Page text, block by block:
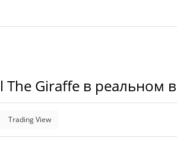
$2 519,18
0.29%
The Giraffe в реальном
Trading View